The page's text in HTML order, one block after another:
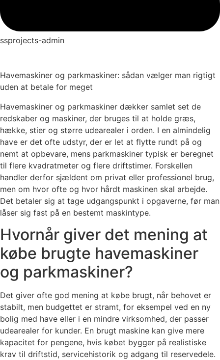
ssprojects-admin
Havemaskiner og parkmaskiner: sådan vælger man rigtigt
uden at betale for meget
Havemaskiner og parkmaskiner dækker samlet set de
redskaber og maskiner, der bruges til at holde græs,
hække, stier og større udearealer i orden. I en almindelig
have er det ofte udstyr, der er let at flytte rundt på og
nemt at opbevare, mens parkmaskiner typisk er beregnet
til flere kvadratmeter og flere driftstimer. Forskellen
handler derfor sjældent om privat eller professionel brug,
men om hvor ofte og hvor hårdt maskinen skal arbejde.
Det betaler sig at tage udgangspunkt i opgaverne, før man
låser sig fast på en bestemt maskintype.
Hvornår giver det mening at
købe brugte havemaskiner
og parkmaskiner?
Det giver ofte god mening at købe brugt, når behovet er
stabilt, men budgettet er stramt, for eksempel ved en ny
bolig med have eller i en mindre virksomhed, der passer
udearealer for kunder. En brugt maskine kan give mere
kapacitet for pengene, hvis købet bygger på realistiske
krav til driftstid, servicehistorik og adgang til reservedele.